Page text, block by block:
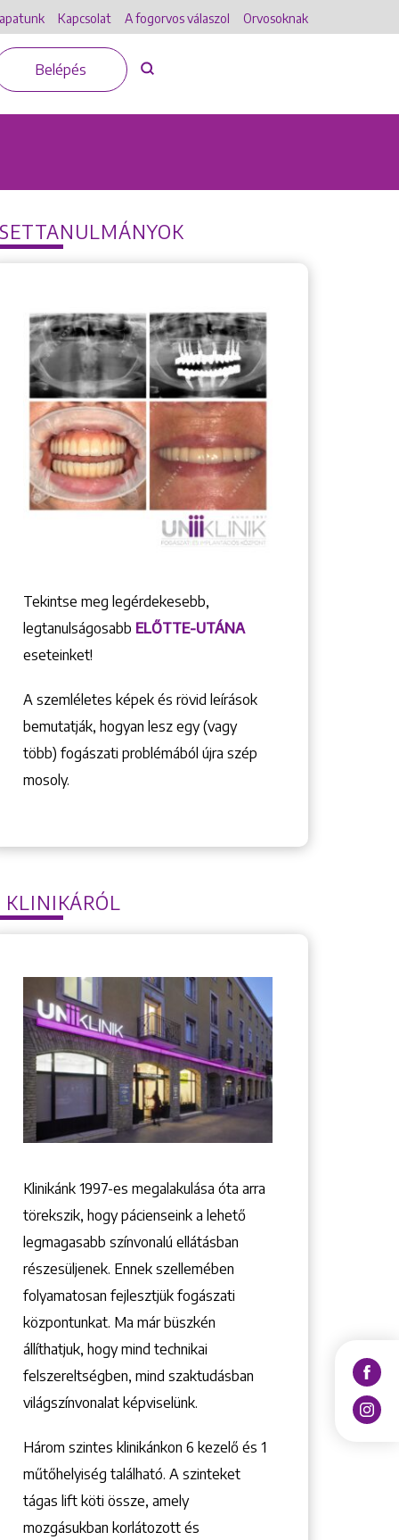
Kapcsolat A fogorvos válaszol Orvosoknak
Belépés
Tekintse meg legérdekesebb,
legtanulságosabb ELŐTTE-UTÁNA
eseteinket!
A szemléletes képek és rövid leírások
bemutatják, hogyan lesz egy (vagy
több) fogászati problémából újra szép
mosoly.
KLINIKÁRÓL
Klinikánk 1997-­es megalakulása óta arra
törekszik, hogy pácienseink a lehető
legmagasabb színvonalú ellátásban
részesüljenek. Ennek szellemében
folyamatosan fejlesztjük fogászati
központunkat. Ma már büszkén
állíthatjuk, hogy mind technikai
felszereltségben, mind szaktudásban
világszínvonalat képviselünk.
Három szintes klinikánkon 6 kezelő ­és 1
műtőhelyiség található. A szinteket
tágas lift köti össze, amely
mozgásukban korlátozott és